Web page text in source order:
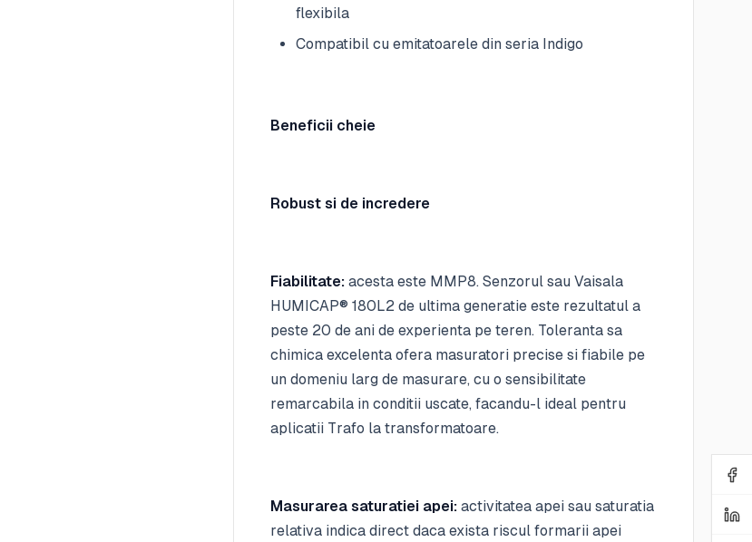
flexibila
Compatibil cu emitatoarele din seria Indigo
Beneficii cheie
Robust si de incredere
Fiabilitate: acesta este MMP8. Senzorul sau Vaisala
HUMICAP® 180L2 de ultima generatie este rezultatul a
peste 20 de ani de experienta pe teren. Toleranta sa
chimica excelenta ofera masuratori precise si fiabile pe
un domeniu larg de masurare, cu o sensibilitate
remarcabila in conditii uscate, facandu-l ideal pentru
aplicatii Trafo la transformatoare.
Masurarea saturatiei apei: activitatea apei sau saturatia
relativa indica direct daca exista riscul formarii apei